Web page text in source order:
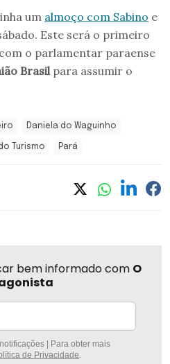
um almoço com Sabino e
Este será o primeiro
o parlamentar paraense
Brasil para assumir o
Daniela do Waguinho
Turismo Pará
bem informado com O
| Para obter mais
de Privacidade